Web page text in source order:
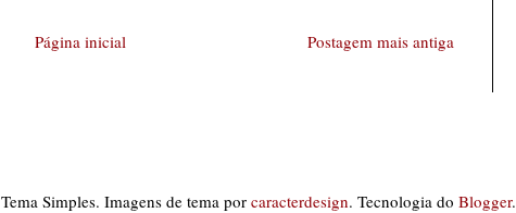
Postagem mais antiga
Página inicial
Tema Simples. Imagens de tema por caracterdesign. Tecnologia do Blogger.